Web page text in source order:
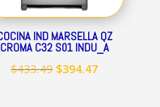
IND MARSELLA QZ
CROMA C32 S01 INDU_A
$433.49 El
$394.47El